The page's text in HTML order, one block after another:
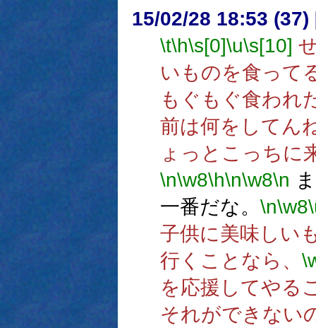
15/02/28 18:53 (37)
\t\h\s[0]\u\s[10]
いものを食って
もぐもぐ食われ
前は何をしてん
ょっとこっちに
\n\w8\h\n\w8\n
一番だな。 \n\w8
子供に美味しい
行くことなら、
を応援してやる
それができない